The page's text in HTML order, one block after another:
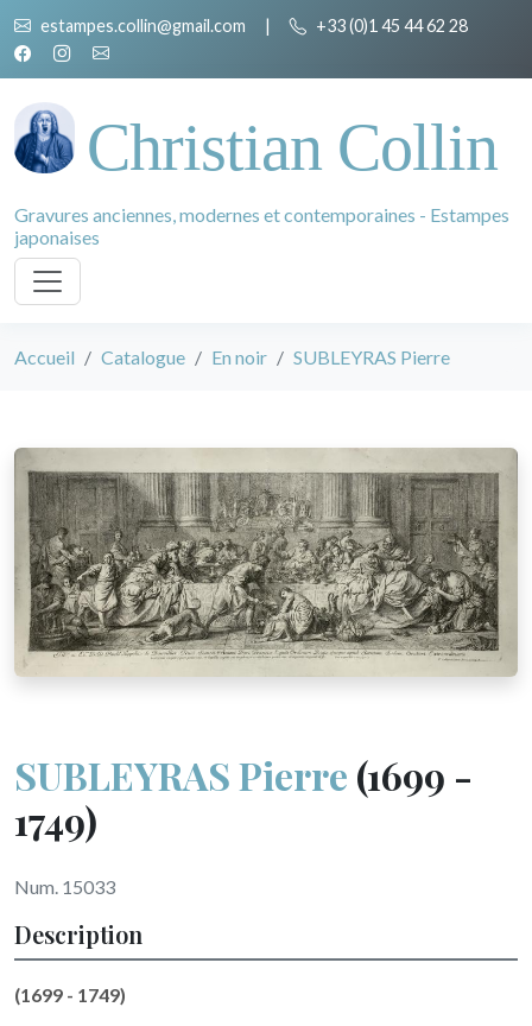
estampes.collin@gmail.com | +33 (0)1 45 44 62 28
Christian Collin
Gravures anciennes, modernes et contemporaines - Estampes
japonaises
Accueil Catalogue En noir SUBLEYRAS Pierre
SUBLEYRAS Pierre (1699 -
1749)
Num. 15033
Description
(1699 - 1749)